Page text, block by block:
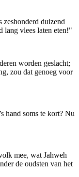
duizend
lang vlees laten eten!"
worden geslacht;
zou dat genoeg voor
hand soms te kort? Nu
mee, wat Jahweh
de oudsten van het